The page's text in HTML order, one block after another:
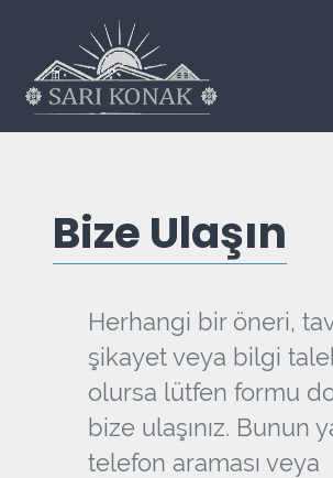
Bize Ulaşın
Herhangi bir öneri,
şikayet veya bilgi
olursa lütfen formu
bize ulaşınız. Bunun
telefon araması veya